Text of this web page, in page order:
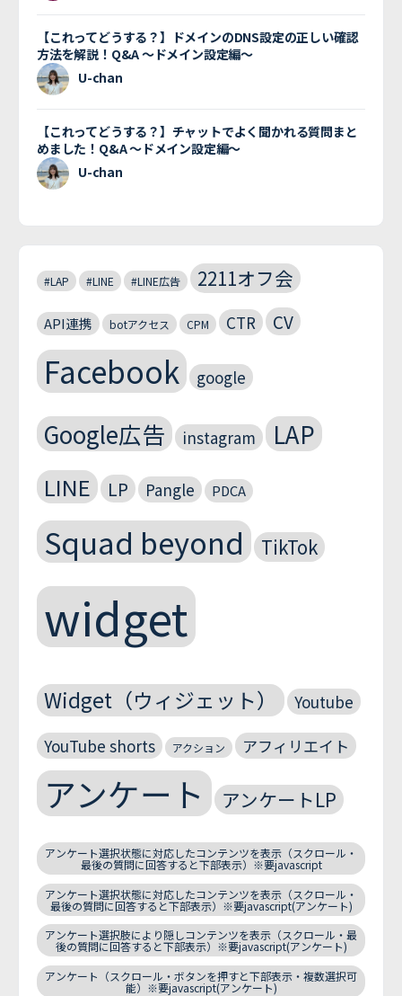
【これってどうする？】ドメインのDNS設定の正しい確認
方法を解説！Q&A 〜ドメイン設定編〜
U-chan
【これってどうする？】チャットでよく聞かれる質問まと
めました！Q&A 〜ドメイン設定編〜
U-chan
#LAP #LINE #LINE広告 2211オフ会
API連携 botアクセス CPM CTR CV
Facebook google
Google広告 instagram LAP
LINE LP Pangle PDCA
Squad beyond TikTok
widget
Widget（ウィジェット）
Youtube
YouTube shorts
アクション アフィリエイト
アンケート アンケートLP
アンケート選択状態に対応したコンテンツを表示（スクロール・
最後の質問に回答すると下部表示）※要javascript
アンケート選択状態に対応したコンテンツを表示（スクロール・
最後の質問に回答すると下部表示）※要javascript(アンケート)
アンケート選択肢により隠しコンテンツを表示（スクロール・最
後の質問に回答すると下部表示）※要javascript(アンケート)
アンケート（スクロール・ボタンを押すと下部表示・複数選択可
能）※要javascript(アンケート)